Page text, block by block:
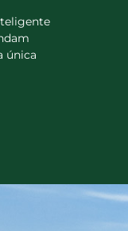
única